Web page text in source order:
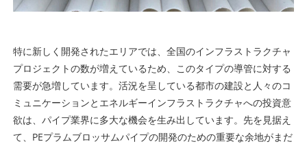
特に新しく開発されたエリアでは、全国のインフラストラクチャ
プロジェクトの数が増えているため、このタイプの導管に対する
需要が急増しています。活況を呈している都市の建設と人々のコ
ミュニケーションとエネルギーインフラストラクチャへの投資意
欲は、パイプ業界に多大な機会を生み出しています。先を見据え
て、PEプラムブロッサムパイプの開発のための重要な余地がまだ